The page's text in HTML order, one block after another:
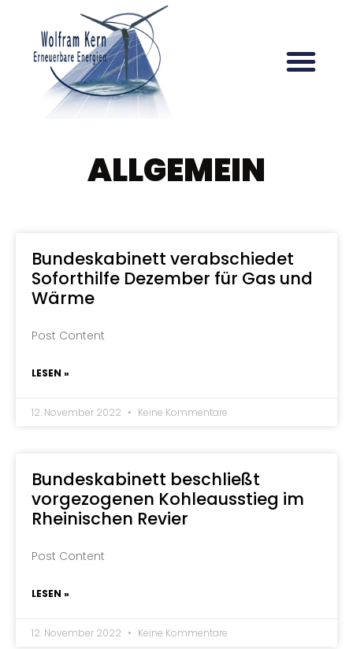
ALLGEMEIN
Bundeskabinett verabschiedet
Soforthilfe Dezember für Gas und
Wärme
Post Content
LESEN »
12. November 2022 Keine Kommentare
Bundeskabinett beschließt
vorgezogenen Kohleausstieg im
Rheinischen Revier
Post Content
LESEN »
12. November 2022 Keine Kommentare